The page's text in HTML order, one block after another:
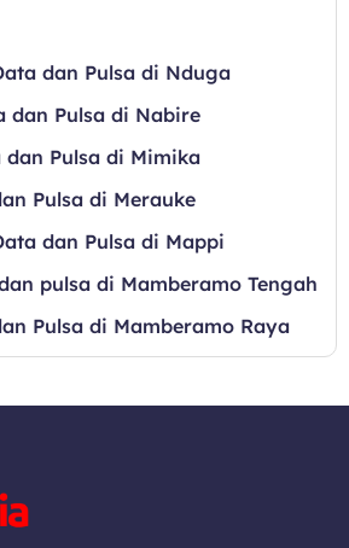
dan Pulsa di Nduga
dan Pulsa di Nabire
dan Pulsa di Mimika
Pulsa di Merauke
dan Pulsa di Mappi
pulsa di Mamberamo Tengah
Pulsa di Mamberamo Raya